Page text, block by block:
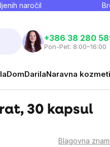
naročil
+386 38 280
Pon-Pet: 8:00–16:00
DomDarilaNaravna
30 kapsul
Blagovna